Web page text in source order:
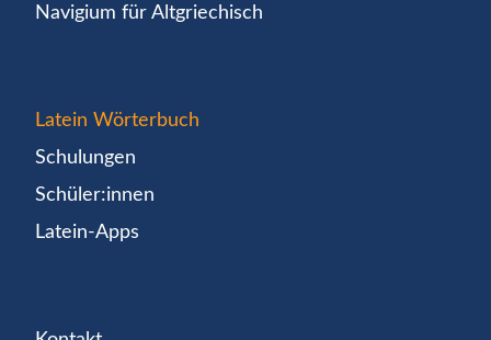
Navigium für Altgriechisch
Latein Wörterbuch
Schulungen
Schüler:innen
Latein-Apps